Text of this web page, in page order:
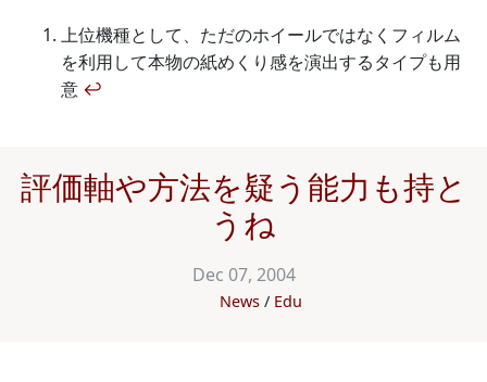
上位機種として、ただのホイールではなくフィルム
を利用して本物の紙めくり感を演出するタイプも用
意 ↩
評価軸や方法を疑う能力も持と
うね
Dec 07, 2004
News Edu